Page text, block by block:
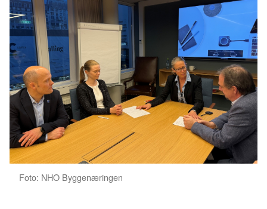
Foto: NHO Byggenæringen